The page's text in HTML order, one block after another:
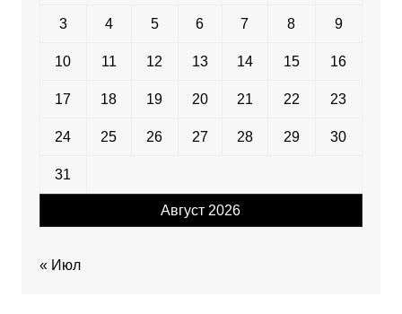
Август 2026
3 4 5 6 7 8 9
10 11 12 13 14 15 16
17 18 19 20 21 22 23
24 25 26 27 28 29 30
31
« Июл